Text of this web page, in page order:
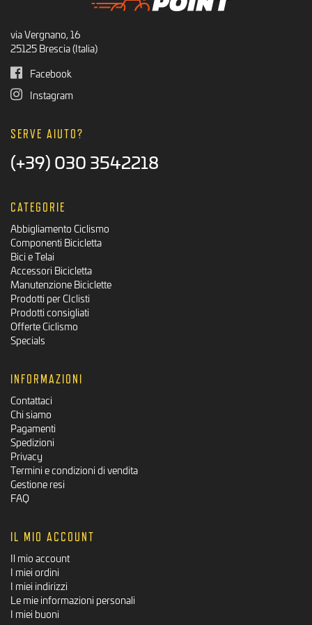
via Vergnano, 16
25125 Brescia (Italia)
Facebook
Instagram
SERVE AIUTO?
(+39) 030 3542218
CATEGORIE
Abbigliamento Ciclismo
Componenti Bicicletta
Bici e Telai
Accessori Bicicletta
Manutenzione Biciclette
Prodotti per CIclisti
Prodotti consigliati
Offerte Ciclismo
Specials
INFORMAZIONI
Contattaci
Chi siamo
Pagamenti
Spedizioni
Privacy
Termini e condizioni di vendita
Gestione resi
FAQ
IL MIO ACCOUNT
Il mio account
I miei ordini
I miei indirizzi
Le mie informazioni personali
I miei buoni